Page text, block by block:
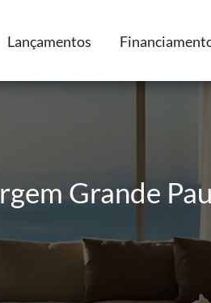
Lançamentos
Grande